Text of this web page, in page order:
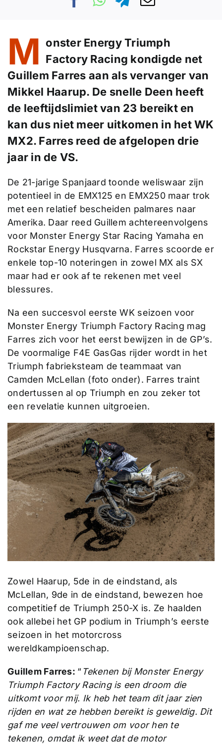
M onster Energy Triumph
Factory Racing kondigde net
Guillem Farres aan als vervanger van
Mikkel Haarup. De snelle Deen heeft
de leeftijdslimiet van 23 bereikt en
kan dus niet meer uitkomen in het WK
MX2. Farres reed de afgelopen drie
jaar in de VS.
De 21-jarige Spanjaard toonde weliswaar zijn
potentieel in de EMX125 en EMX250 maar trok
met een relatief bescheiden palmares naar
Amerika. Daar reed Guillem achtereenvolgens
voor Monster Energy Star Racing Yamaha en
Rockstar Energy Husqvarna. Farres scoorde er
enkele top-10 noteringen in zowel MX als SX
maar had er ook af te rekenen met veel
blessures.
Na een succesvol eerste WK seizoen voor
Monster Energy Triumph Factory Racing mag
Farres zich voor het eerst bewijzen in de GP’s.
De voormalige F4E GasGas rijder wordt in het
Triumph fabrieksteam de teammaat van
Camden McLellan (foto onder). Farres traint
ondertussen al op Triumph en zou zeker tot
een revelatie kunnen uitgroeien.
Zowel Haarup, 5de in de eindstand, als
McLellan, 9de in de eindstand, bewezen hoe
competitief de Triumph 250-X is. Ze haalden
ook allebei het GP podium in Triumph’s eerste
seizoen in het motorcross
wereldkampioenschap.
Guillem Farres: “ Tekenen bij Monster Energy
Triumph Factory Racing is een droom die
uitkomt voor mij. Ik heb het team dit jaar zien
rijden en wat ze hebben bereikt is geweldig. Dit
gaf me veel vertrouwen om voor hen te
tekenen, omdat ik weet dat de motor